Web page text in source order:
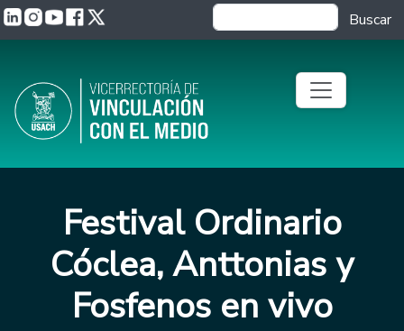
Pasar al contenido principalBuscar
Festival Ordinario
Cóclea, Anttonias y
Fosfenos en vivo